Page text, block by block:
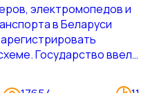
электромопедов и
в Беларуси
Государство ввело
и делают процесс
17654 11